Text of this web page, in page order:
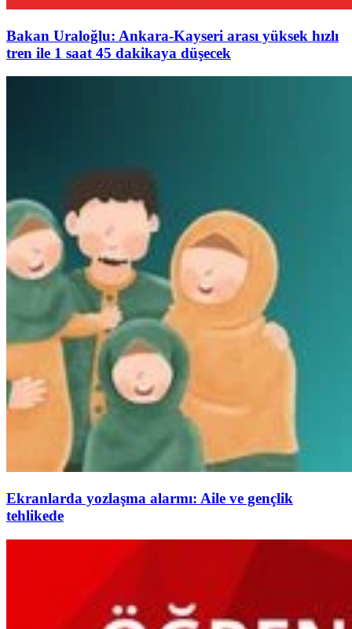
Bakan Uraloğlu: Ankara-Kayseri arası yüksek hızlı
tren ile 1 saat 45 dakikaya düşecek
Ekranlarda yozlaşma alarmı: Aile ve gençlik
tehlikede